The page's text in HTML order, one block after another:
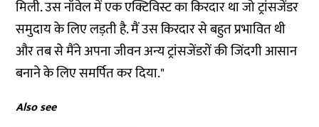
मिली. उस नॉवेल में एक एक्टिविस्ट का किरदार था जो ट्रांसजेंडर
समुदाय के लिए लड़ती है. मैं उस किरदार से बहुत प्रभावित थी
और तब से मैंने अपना जीवन अन्य ट्रांसजेंडरों की जिंदगी आसान
बनाने के लिए समर्पित कर दिया."
Also see